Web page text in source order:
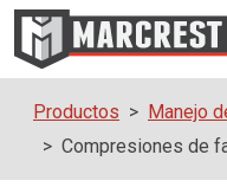
Productos
Manejo
Compresiones de